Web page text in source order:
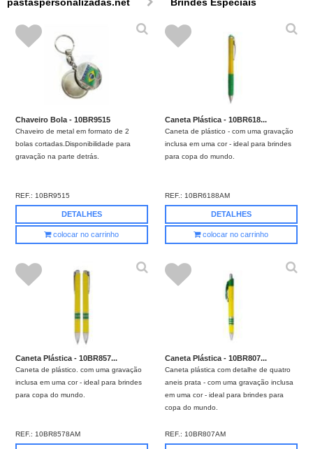
Chaveiro Bola - 10BR9515
Chaveiro de metal em formato de 2
bolas cortadas.Disponibilidade para
gravação na parte detrás.
REF.: 10BR9515
DETALHES
colocar no carrinho
Caneta Plástica - 10BR618...
Caneta de plástico - com uma gravação
inclusa em uma cor - ideal para brindes
para copa do mundo.
REF.: 10BR6188AM
DETALHES
colocar no carrinho
Caneta Plástica - 10BR857...
Caneta de plástico. com uma gravação
inclusa em uma cor - ideal para brindes
para copa do mundo.
REF.: 10BR8578AM
Caneta Plástica - 10BR807...
Caneta plástica com detalhe de quatro
aneis prata - com uma gravação inclusa
em uma cor - ideal para brindes para
copa do mundo.
REF.: 10BR807AM